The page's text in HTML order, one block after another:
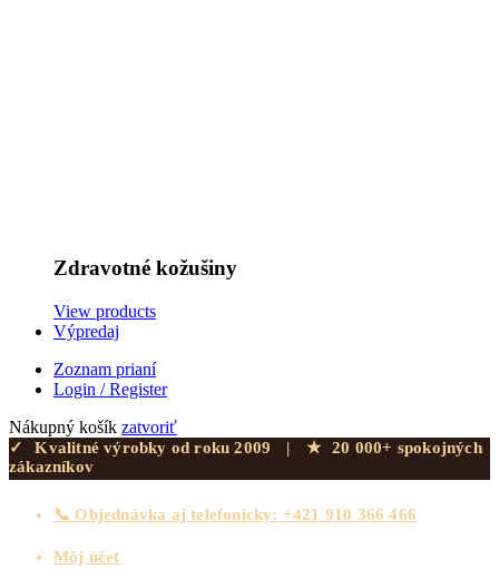
Zdravotné kožušiny
View products
Výpredaj
Zoznam prianí
Login / Register
Nákupný košík zatvoriť
✓ Kvalitné výrobky od roku 2009 | ★
20 000+ spokojných
zákazníkov
📞 Objednávka aj telefonicky: +421 910 366 466
Môj účet